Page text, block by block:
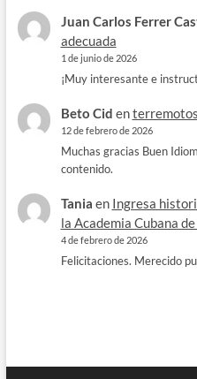
Juan Carlos Ferrer
adecuada
1 de junio de 2026
¡Muy interesante e
Beto Cid en
12 de febrero de 2026
Muchas gracias Buen
contenido.
Tania en Ingresa
la Academia Cubana
4 de febrero de 2026
Felicitaciones. Merecido